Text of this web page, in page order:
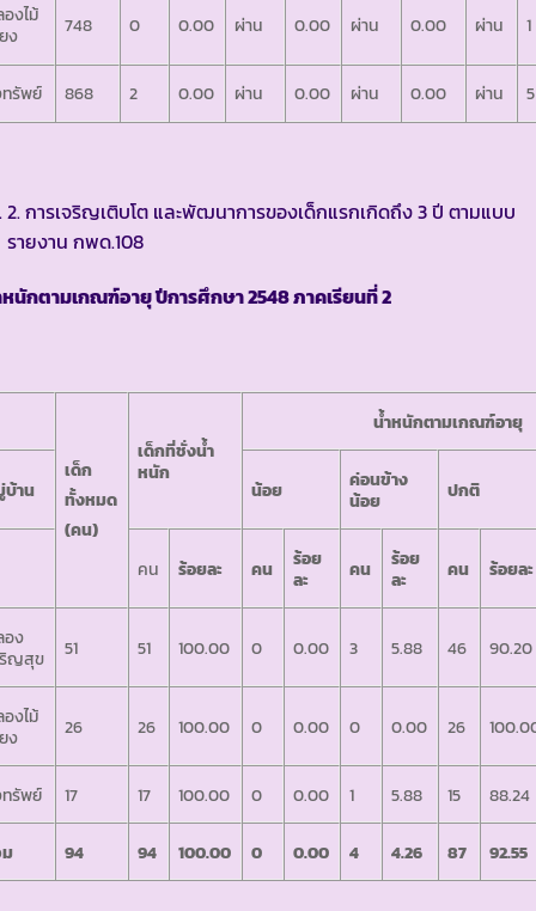
งไม้
ง
748 0 0.00 ผ่าน 0.00 ผ่าน 0.00 ผ่าน 1
รัพย์ 868 2 0.00 ผ่าน 0.00 ผ่าน 0.00 ผ่าน 5
2. การเจริญเติบโต และพัฒนาการของเด็กแรกเกิดถึง 3 ปี ตามแบบ
รายงาน กพด.108
นักตามเกณฑ์อายุ ปีการศึกษา2548 ภาคเรียนที่ 2
เด็ก
ทั้งหมด
(คน)
เด็กที่ชั่งน้ำ
หนัก
น้ำหนักตามเกณฑ์อายุ
าน น้อย
ค่อนข้าง
น้อย
ปกติ
คน ร้อยละ คน
ร้อย
ละ
คน
ร้อย
ละ
คน ร้อยละ
ง
ญสุข
51 51 100.00 0 0.00 3 5.88 46 90.20
งไม้
ง
26 26 100.00 0 0.00 0 0.00 26
รัพย์ 17 17 100.00 0 0.00 1 5.88 15 88.24
94 94 100.00 0 0.00 4 4.26 87 92.55